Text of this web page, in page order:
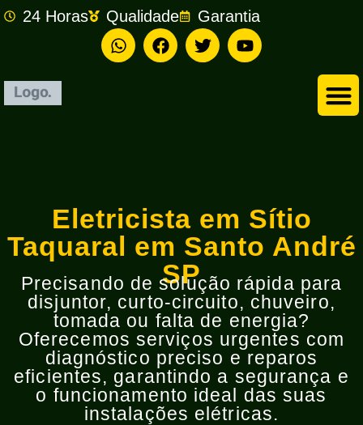
24 Horas Qualidade Garantia
Eletricista em Sítio
Taquaral em Santo André
SP
Precisando de solução rápida para
disjuntor, curto-circuito, chuveiro,
tomada ou falta de energia?
Oferecemos serviços urgentes com
diagnóstico preciso e reparos
eficientes, garantindo a segurança e
o funcionamento ideal das suas
instalações elétricas.